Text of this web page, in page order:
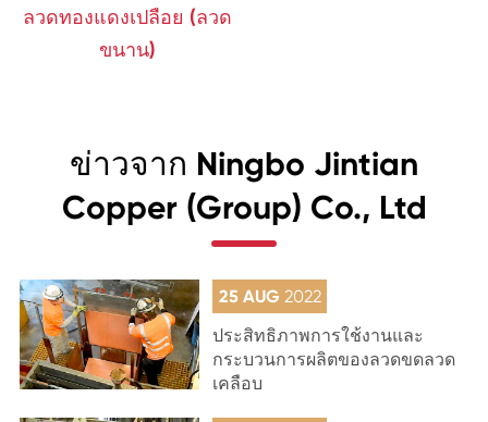
ลวดทองแดงเปลือย (ลวด
ขนาน)
ข่าวจาก Ningbo Jintian
Copper (Group) Co., Ltd
25 AUG 2022
ประสิทธิภาพการใช้งานและ
กระบวนการผลิตของลวดขดลวด
เคลือบ